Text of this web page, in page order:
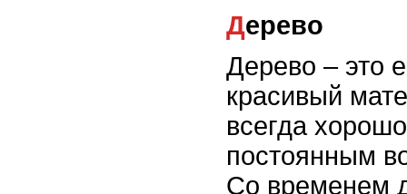
Дерево
Дерево – это
красивый
всегда
постоянным
Со временем